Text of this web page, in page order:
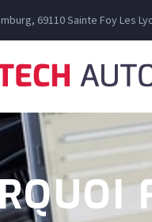
69110 Sainte Foy Les